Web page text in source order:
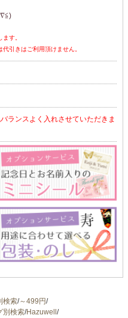
す。
引きはご利用頂けません。
ランスよく入れさせていただきま
検索/～499円/
別検索/Hazuwell /